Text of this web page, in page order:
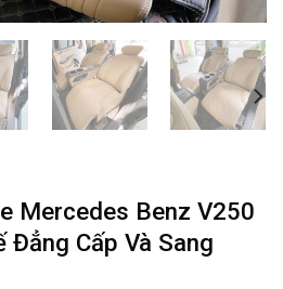
Mercedes Benz V250
Đẳng Cấp Và Sang